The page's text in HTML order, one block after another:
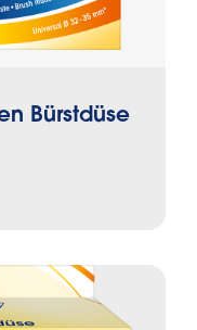
Bürstdüse